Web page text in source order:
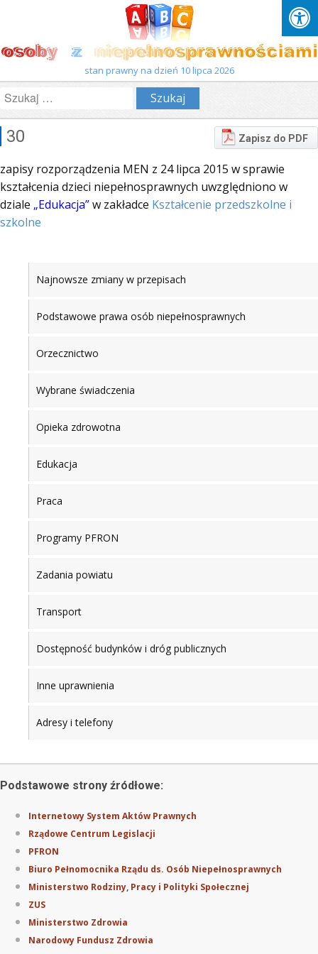
stan prawny na dzień 10 lipca 2026
Zapisz do PDF
30
zapisy rozporządzenia MEN z 24 lipca 2015 w sprawie
kształcenia dzieci niepełnosprawnych uwzględniono w
dziale „Edukacja”w zakładce Kształcenie przedszkolne i
szkolne
Najnowsze zmiany w przepisach
Podstawowe prawa osób niepełnosprawnych
Orzecznictwo
Wybrane świadczenia
Opieka zdrowotna
Edukacja
Praca
Programy PFRON
Zadania powiatu
Transport
Dostępność budynków i dróg publicznych
Inne uprawnienia
Adresy i telefony
Podstawowe strony źródłowe:
Internetowy System Aktów Prawnych
Rządowe Centrum Legislacji
PFRON
Biuro Pełnomocnika Rządu ds. Osób Niepełnosprawnych
Ministerstwo Rodziny, Pracy i Polityki Społecznej
ZUS
Ministerstwo Zdrowia
Narodowy Fundusz Zdrowia